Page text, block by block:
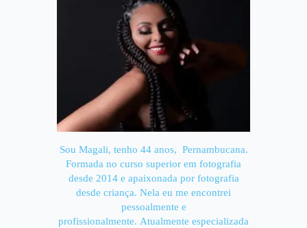
Sou Magali, tenho 44 anos, Pernambucana.
Formada no curso superior em fotografia
desde 2014 e apaixonada por fotografia
desde criança. Nela eu me encontrei
pessoalmente e
profissionalmente. Atualmente especializada